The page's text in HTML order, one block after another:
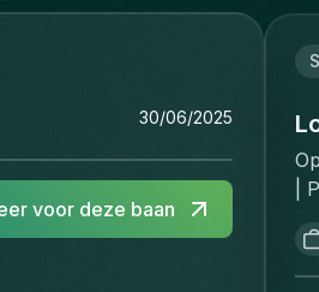
30/06/2025
voor deze baan
|